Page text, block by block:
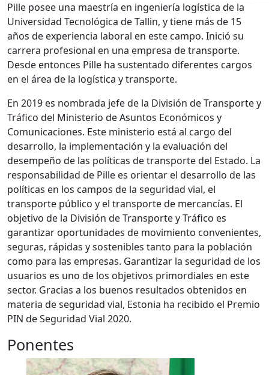
Pille posee una maestría en ingeniería logística de la
Universidad Tecnológica de Tallin, y tiene más de 15
años de experiencia laboral en este campo. Inició su
carrera profesional en una empresa de transporte.
Desde entonces Pille ha sustentado diferentes cargos
en el área de la logística y transporte.
En 2019 es nombrada jefe de la División de Transporte y
Tráfico del Ministerio de Asuntos Económicos y
Comunicaciones. Este ministerio está al cargo del
desarrollo, la implementación y la evaluación del
desempeño de las políticas de transporte del Estado. La
responsabilidad de Pille es orientar el desarrollo de las
políticas en los campos de la seguridad vial, el
transporte público y el transporte de mercancías. El
objetivo de la División de Transporte y Tráfico es
garantizar oportunidades de movimiento convenientes,
seguras, rápidas y sostenibles tanto para la población
como para las empresas. Garantizar la seguridad de los
usuarios es uno de los objetivos primordiales en este
sector. Gracias a los buenos resultados obtenidos en
materia de seguridad vial, Estonia ha recibido el Premio
PIN de Seguridad Vial 2020.
Ponentes